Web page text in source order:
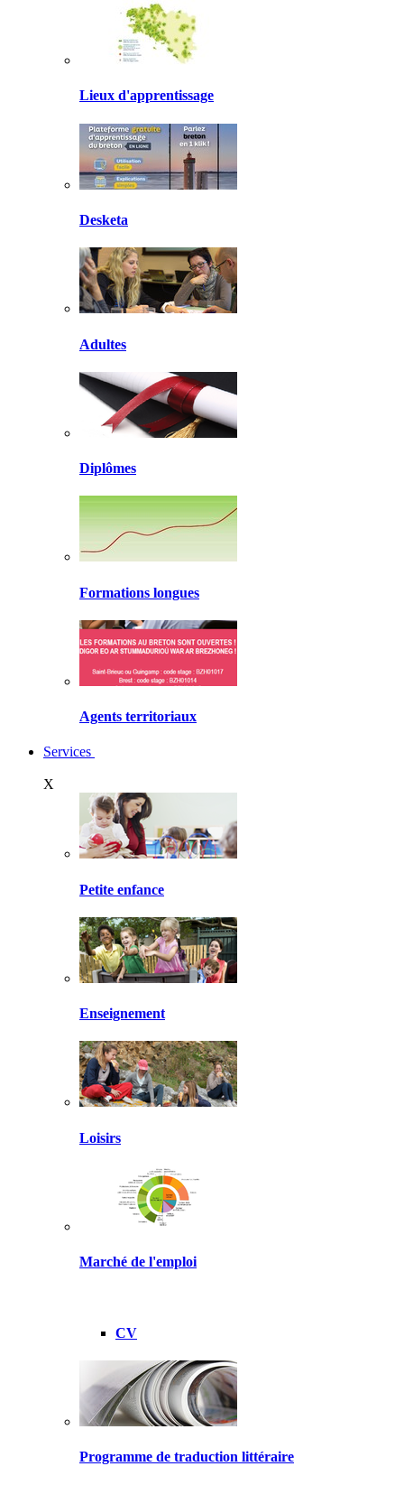
Lieux d'apprentissage
Desketa
Adultes
Diplômes
Formations longues
Agents territoriaux
Services
X
Petite enfance
Enseignement
Loisirs
Marché de l'emploi
CV
Programme de traduction littéraire